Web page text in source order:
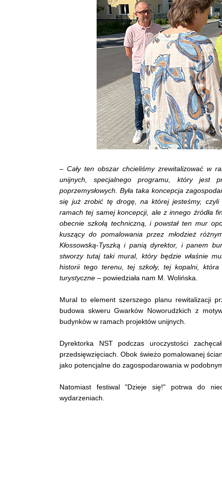
– Cały ten obszar chcieliśmy zrewitalizować w
unijnych, specjalnego programu, który jest
poprzemysłowych. Była taka koncepcja
się już zrobić tę drogę, na której jesteśmy,
ramach tej samej koncepcji, ale z innego źródła
obecnie szkołą techniczną, i powstał ten mur
kuszący do pomalowania przez młodzież
Kłossowską-Tyszką i panią dyrektor, i panem
stworzy tutaj taki mural, który będzie właśnie
historii tego terenu, tej szkoły, tej kopalni,
turystyczne – powiedziała nam M. Wolińska.
Mural to element szerszego planu rewitalizacji
budowa skweru Gwarków Noworudzkich z
budynków w ramach projektów unijnych.
Dyrektorka NST podczas uroczystości
przedsięwzięciach. Obok świeżo pomalowanej
jako potencjalne do zagospodarowania w
Natomiast festiwal "Dzieje się!" potrwa do
wydarzeniach.